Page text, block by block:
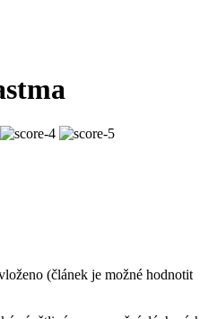
(článek je možné hodnotit